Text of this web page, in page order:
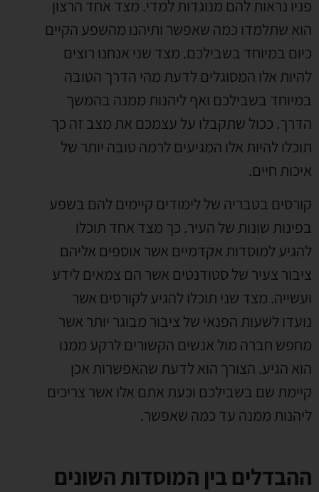
פניו נראות להם מנוגדות למדי. מצד אחד הרצון
הוא שתלמדו כמה שאפשר ותיהנו מהשפע הקיים
כיום במיוחד בשבילכם. מצד שני אנחנו רוצים
להיות אלו המסוגלים לדעת מהי הדרך הטובה
במיוחד בשבילכם ואף ליהנות ממנה בהמשך
הדרך. ככול שתקבלו על עצמכם את מצב זה כך
תוכלו להיות אלו המגיעים לרמה טובה יותר של
איכות חיים.
קורסים בטבריה של לימודים קיימים להם בשפע
בפינות שונות של העיר. כך מצד אחד תוכלו
להגיע למוסדות אקדמיים אשר אוספים אליהם
ציבור צעיר של סטודנטים אשר הם צמאים לידע
ועשייה. מצד שני תוכלו להגיע לקורסים אשר
נועדו לשעות הפנאי של ציבור מבוגר יותר אשר
מחפש חברה מול אנשים הקשורים לרקע ממנו
הוא הגיע. הצורך הוא לדעת שהאפשרות אכן
קיימת שם בשבילכם וכעת אתם אלו אשר צריכים
ליהנות ממנה עד כמה שאפשר.
ההבדלים בין המוסדות השונים